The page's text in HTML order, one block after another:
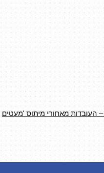
[פרות קדושות] פרק 29. עצמאות 2018 – העובדות מאחורי מיתוס 'מעטים